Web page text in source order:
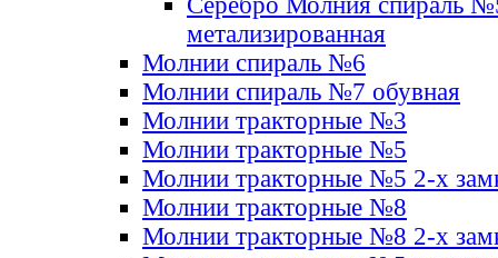
метализированная
Молнии спираль №6
Молнии спираль №7 обувная
Молнии тракторные №3
Молнии тракторные №5
Молнии тракторные №5 2-х
Молнии тракторные №8
Молнии тракторные №8 2-х